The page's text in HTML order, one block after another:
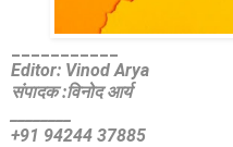
Editor: Vinod Arya
संपादक :विनोद आर्य
+91 94244 37885